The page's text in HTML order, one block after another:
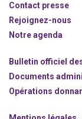
Contact presse
Rejoignez-nous
Notre agenda
Bulletin officiel
Documents
Opérations